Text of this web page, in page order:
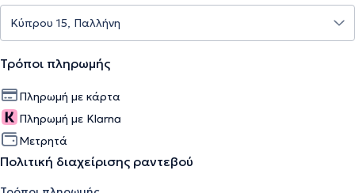
Τρόποι πληρωμής
Πληρωμή με κάρτα
Πληρωμή με Klarna
Μετρητά
Πολιτική διαχείρισης ραντεβού